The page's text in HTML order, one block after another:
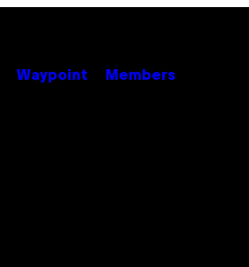
Waypoint Members